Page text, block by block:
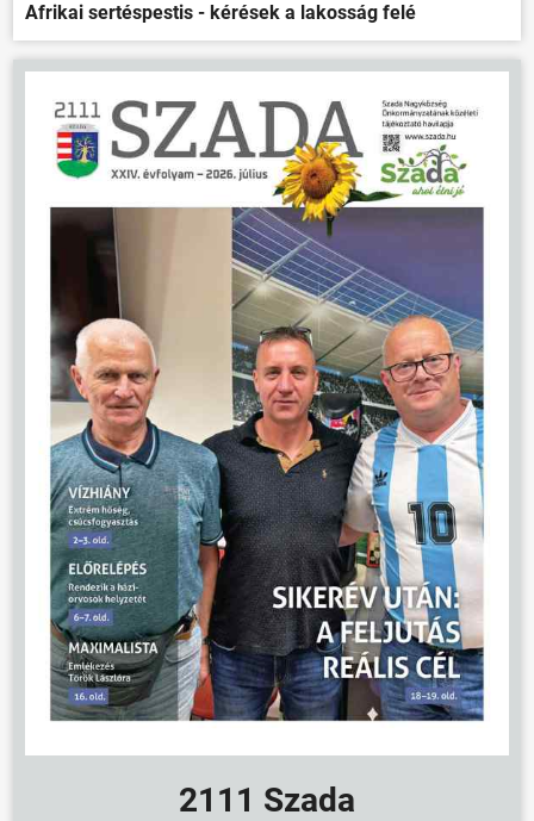
Afrikai sertéspestis - kérések a lakosság felé
2111 Szada